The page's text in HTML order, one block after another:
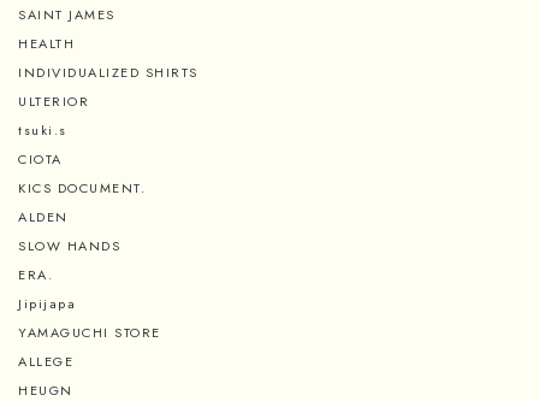
SAINT JAMES
HEALTH
INDIVIDUALIZED SHIRTS
ULTERIOR
tsuki.s
CIOTA
KICS DOCUMENT.
ALDEN
SLOW HANDS
ERA.
Jipijapa
YAMAGUCHI STORE
ALLEGE
HEUGN